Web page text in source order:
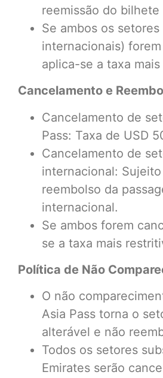
reemissão do
Se ambos os setores
internacionais)
aplica-se a taxa
Cancelamento e
Cancelamento de
Pass: Taxa de USD
Cancelamento de
internacional:
reembolso da
internacional.
Se ambos forem
se a taxa mais
Política de Não
O não
Asia Pass torna o
alterável e não
Todos os setores
Emirates serão